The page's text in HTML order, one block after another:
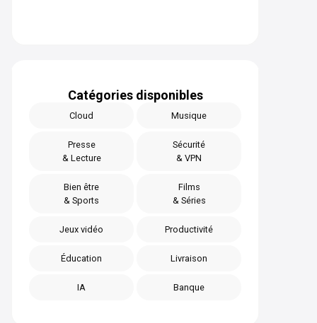
Catégories disponibles
Cloud Musique
Presse
& Lecture
Sécurité
& VPN
Bien être
& Sports
Films
& Séries
Jeux vidéo Productivité
Éducation Livraison
IA Banque